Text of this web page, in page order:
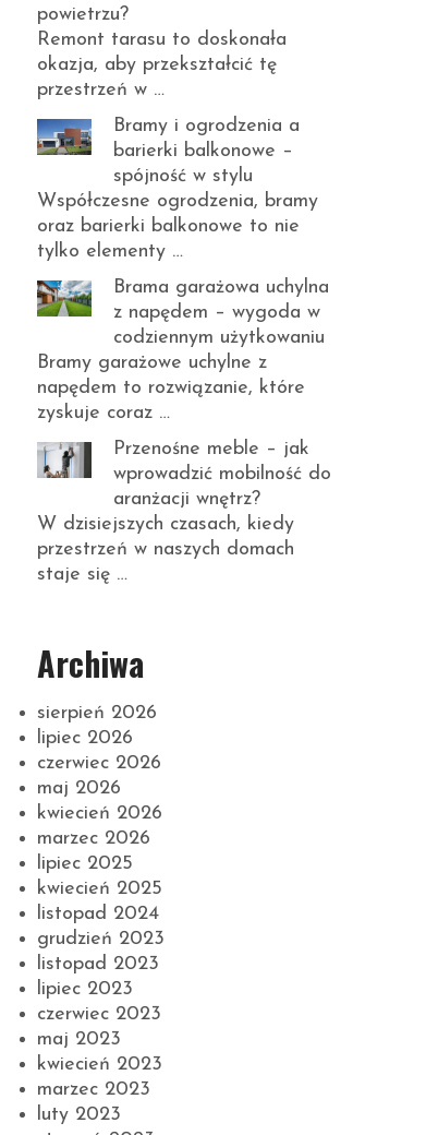
powietrzu?
Remont tarasu to doskonała
okazja, aby przekształcić tę
przestrzeń w …
Bramy i ogrodzenia a
barierki balkonowe –
spójność w stylu
Współczesne ogrodzenia, bramy
oraz barierki balkonowe to nie
tylko elementy …
Brama garażowa uchylna
z napędem – wygoda w
codziennym użytkowaniu
Bramy garażowe uchylne z
napędem to rozwiązanie, które
zyskuje coraz …
Przenośne meble – jak
wprowadzić mobilność do
aranżacji wnętrz?
W dzisiejszych czasach, kiedy
przestrzeń w naszych domach
staje się …
Archiwa
sierpień 2026
lipiec 2026
czerwiec 2026
maj 2026
kwiecień 2026
marzec 2026
lipiec 2025
kwiecień 2025
listopad 2024
grudzień 2023
listopad 2023
lipiec 2023
czerwiec 2023
maj 2023
kwiecień 2023
marzec 2023
luty 2023